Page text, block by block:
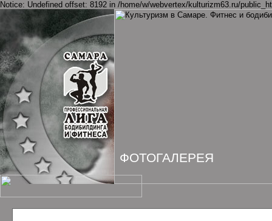
Notice: Undefined offset: 8192 in /home/w/webvertex/kulturizm63.ru/
ФОТОГАЛЕРЕЯ